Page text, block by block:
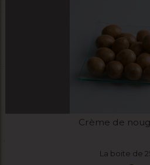
Crème de
La boite de